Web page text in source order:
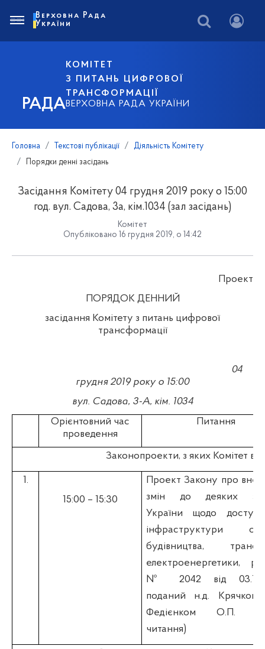
РАДА
КОМІТЕТ
З ПИТАНЬ ЦИФРОВОЇ
ТРАНСФОРМАЦІЇ
ВЕРХОВНА РАДА УКРАЇНИ
Верховна Рада
України
Головна Текстові публікації
Діяльність Комітету
Порядки денні засідань
Засідання Комітету 04 грудня 2019 року о 15:00
год. вул. Садова, 3а, кім.1034 (зал засідань)
Комітет
Опубліковано 16 грудня 2019, о 14:42
Проект
ПОРЯДОК ДЕННИЙ
засідання Комітету з питань цифрової
трансформації
04
грудня 2019 року о 15:00
вул. Садова, 3-А, кім. 1034
Орієнтовний час
проведення
Питання
Законопроекти, з яких Комітет
1.
15:00 – 15:30
Проект Закону про
змін до деяких
України щодо
інфраструктури
будівництва,
електроенергетики,
№ 2042 від
поданий н.д. Крячком
Федієнком О.П.
читання)